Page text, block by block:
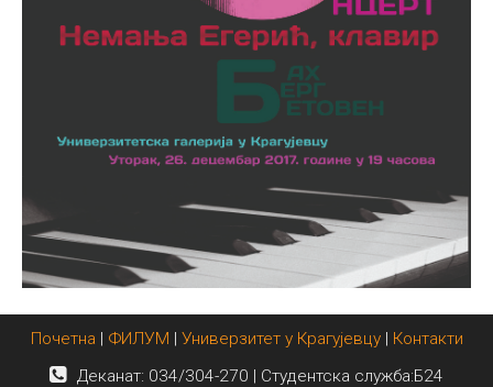
Почетна | ФИЛУМ | Универзитет у Крагујевцу| Контакти
Деканат: 034/304-270 | Студентска служба:Б24